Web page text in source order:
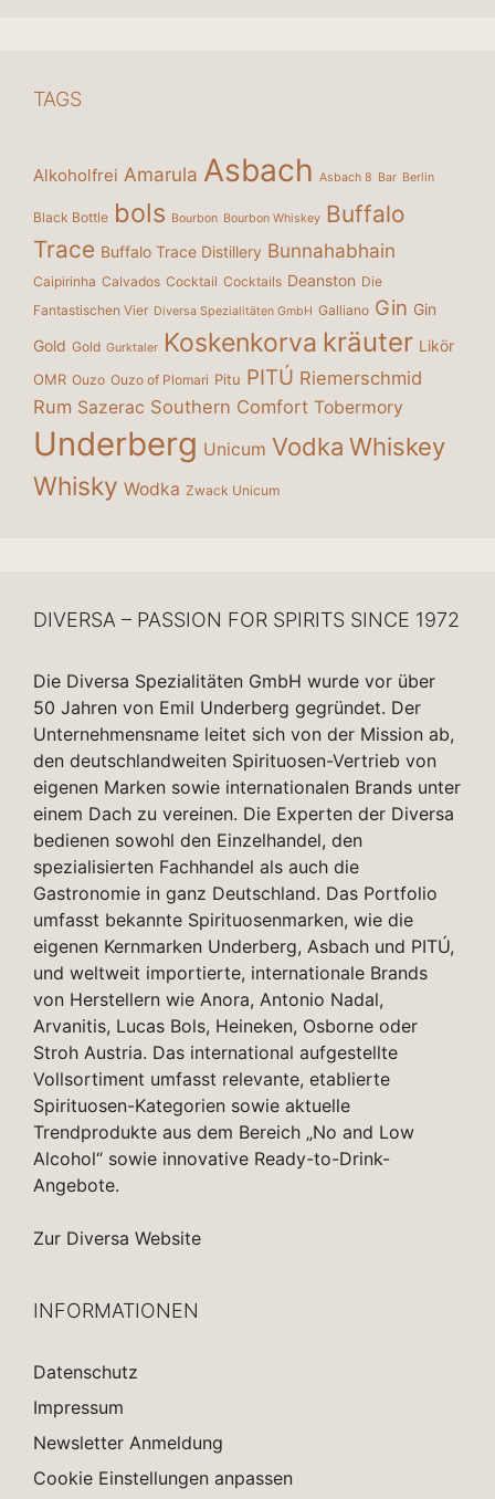
TAGS
Alkoholfrei Amarula Asbach Asbach 8 Bar Berlin
Black Bottle bols Bourbon Bourbon Whiskey Buffalo
Trace Buffalo Trace Distillery Bunnahabhain
Caipirinha Calvados Cocktail Cocktails Deanston Die
Fantastischen Vier Diversa Spezialitäten GmbH Galliano Gin Gin
Gold Gold Gurktaler Koskenkorva kräuter Likör
OMR Ouzo Ouzo of Plomari Pitu PITÚ Riemerschmid
Rum Sazerac Southern Comfort Tobermory
Underberg Unicum Vodka Whiskey
Whisky Wodka Zwack Unicum
DIVERSA – PASSION FOR SPIRITS SINCE 1972
Die Diversa Spezialitäten GmbH wurde vor über
50 Jahren von Emil Underberg gegründet. Der
Unternehmensname leitet sich von der Mission ab,
den deutschlandweiten Spirituosen-Vertrieb von
eigenen Marken sowie internationalen Brands unter
einem Dach zu vereinen. Die Experten der Diversa
bedienen sowohl den Einzelhandel, den
spezialisierten Fachhandel als auch die
Gastronomie in ganz Deutschland. Das Portfolio
umfasst bekannte Spirituosenmarken, wie die
eigenen Kernmarken Underberg, Asbach und PITÚ,
und weltweit importierte, internationale Brands
von Herstellern wie Anora, Antonio Nadal,
Arvanitis, Lucas Bols, Heineken, Osborne oder
Stroh Austria. Das international aufgestellte
Vollsortiment umfasst relevante, etablierte
Spirituosen-Kategorien sowie aktuelle
Trendprodukte aus dem Bereich „No and Low
Alcohol“ sowie innovative Ready-to-Drink-
Angebote.
Zur Diversa Website
INFORMATIONEN
Datenschutz
Impressum
Newsletter Anmeldung
Cookie Einstellungen anpassen